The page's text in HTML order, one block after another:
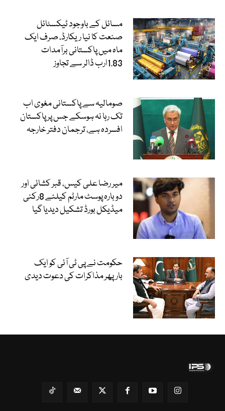
مسائل کے باوجود ٹیکسٹائل
صنعت کا نیا ریکارڈ، صرف ایک
ماہ میں پاکستانی برآمدات
1.83ارب ڈالر سے تجاوز
صومالیہ سے پاکستانی مغوی اب
تک رہا نہ ہوسکے جس پر پاکستان
افسردہ ہے، ترجمان دفتر خارجہ
میر رضا علی کیس، قبر کشائی اور
دوبارہ پوسٹ مارٹم کیلئے 8رکنی
میڈیکل بورڈ تشکیل دیدیا گیا
حکومت نے پی ٹی آئی کو ایک
بارپھر مذاکرات کی دعوت دیدی